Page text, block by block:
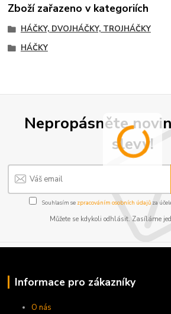
Zboží zařazeno v kategoriích
HÁČKY, DVOJHÁČKY, TROJHÁČKY
HÁČKY
Nepropásněte
slevy!
Souhlasím se zpracováním osobních údajůza
Můžete se kdykoli odhlásit. Zasíláme
Informace pro zákazníky
O nás